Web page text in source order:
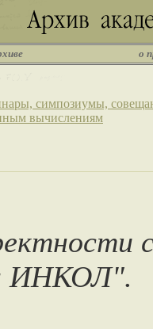
о
симпозиумы,
вычислениям
ИНКОЛ".